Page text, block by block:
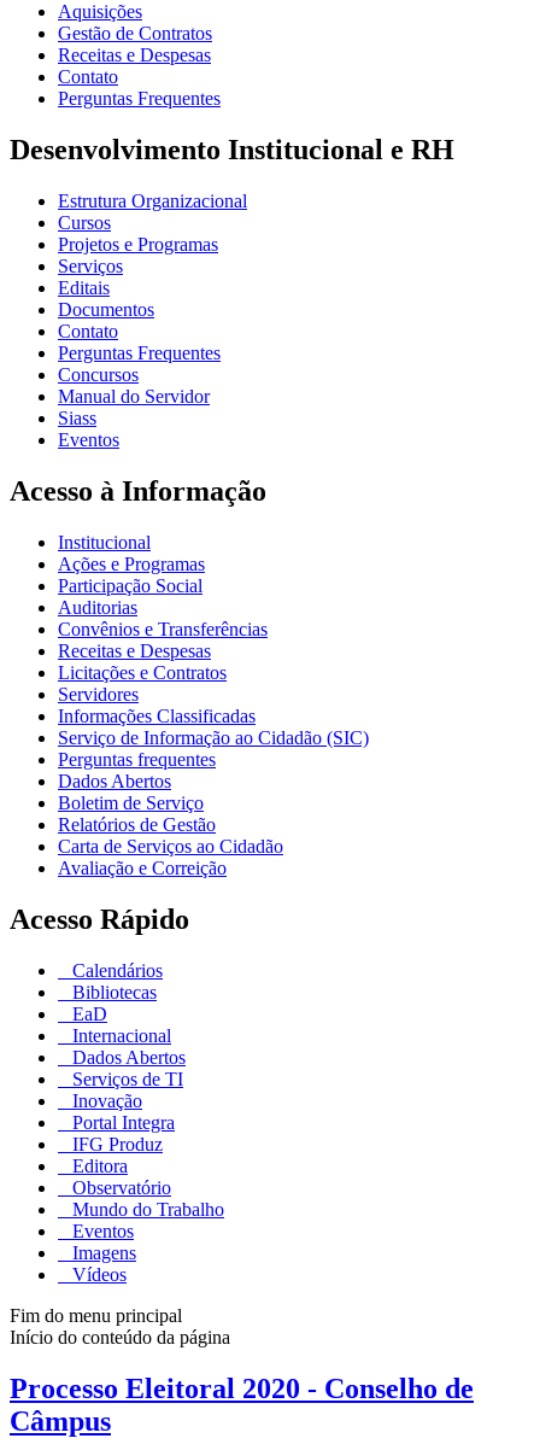
Aquisições
Gestão de Contratos
Receitas e Despesas
Contato
Perguntas Frequentes
Desenvolvimento Institucional e RH
Estrutura Organizacional
Cursos
Projetos e Programas
Serviços
Editais
Documentos
Contato
Perguntas Frequentes
Concursos
Manual do Servidor
Siass
Eventos
Acesso à Informação
Institucional
Ações e Programas
Participação Social
Auditorias
Convênios e Transferências
Receitas e Despesas
Licitações e Contratos
Servidores
Informações Classificadas
Serviço de Informação ao Cidadão (SIC)
Perguntas frequentes
Dados Abertos
Boletim de Serviço
Relatórios de Gestão
Carta de Serviços ao Cidadão
Avaliação e Correição
Acesso Rápido
Calendários
Bibliotecas
EaD
Internacional
Dados Abertos
Serviços de TI
Inovação
Portal Integra
IFG Produz
Editora
Observatório
Mundo do Trabalho
Eventos
Imagens
Vídeos
Fim do menu principal
Início do conteúdo da página
Processo Eleitoral 2020 - Conselho de
Câmpus